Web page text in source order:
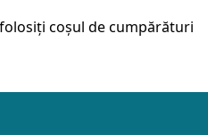
coșul de cumpărături